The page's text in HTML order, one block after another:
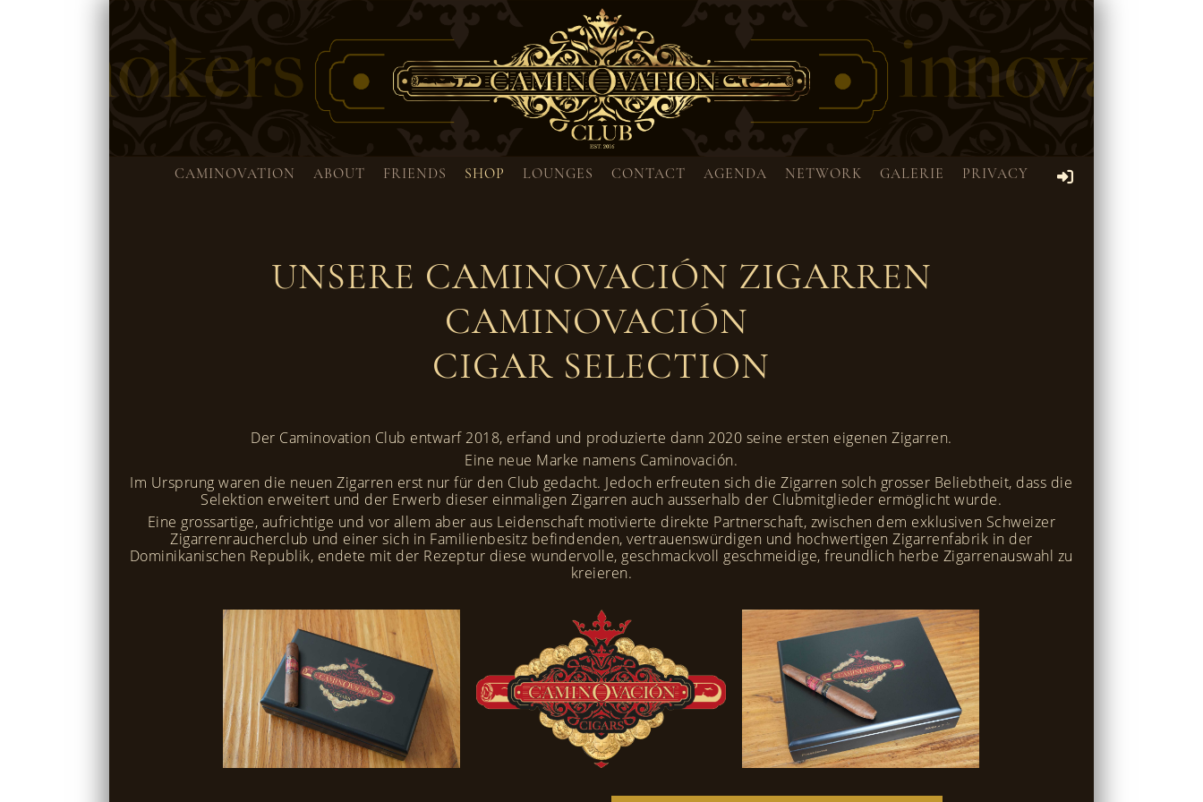
CAMINOVATION ABOUT FRIENDS SHOP LOUNGES CONTACT AGENDA NETWORK GALERIE PRIVACY
UNSERE CAMINOVACIÓN ZIGARREN
CAMINOVACIÓN
CIGAR SELECTION
Der Caminovation Club entwarf 2018, erfand und produzierte dann 2020 seine ersten eigenen Zigarren.
Eine neue Marke namens Caminovación.
Im Ursprung waren die neuen Zigarren erst nur für den Club gedacht. Jedoch erfreuten sich die Zigarren solch grosser Beliebtheit, dass die
Selektion erweitert und der Erwerb dieser einmaligen Zigarren auch ausserhalb der Clubmitglieder ermöglicht wurde.
Eine grossartige, aufrichtige und vor allem aber aus Leidenschaft motivierte direkte Partnerschaft, zwischen dem exklusiven Schweizer
Zigarrenraucherclub und einer sich in Familienbesitz befindenden, vertrauenswürdigen und hochwertigen Zigarrenfabrik in der
Dominikanischen Republik, endete mit der Rezeptur diese wundervolle, geschmackvoll geschmeidige, freundlich herbe Zigarrenauswahl zu
kreieren.